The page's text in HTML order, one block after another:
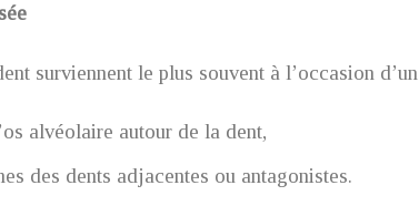
surviennent le plus souvent à l’occasion
alvéolaire autour de la dent,
des dents adjacentes ou antagonistes.